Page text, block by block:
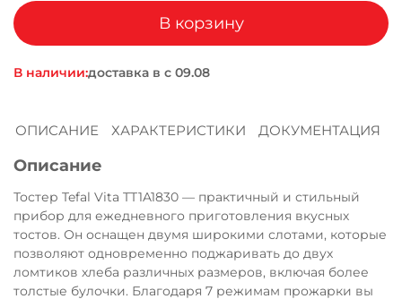
В корзину
В наличии:доставка в
ОПИСАНИЕ ХАРАКТЕРИСТИКИ ДОКУМЕНТАЦИЯ
Описание
Тостер Tefal Vita TT1A1830 — практичный и стильный
прибор для ежедневного приготовления вкусных
тостов. Он оснащен двумя широкими слотами, которые
позволяют одновременно поджаривать до двух
ломтиков хлеба различных размеров, включая более
толстые булочки. Благодаря 7 режимам прожарки вы
Подробнее
25
раз в 2 недели
8 800 302-02-51
plait.ru